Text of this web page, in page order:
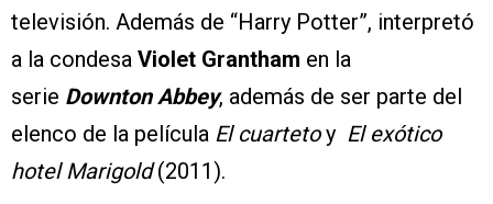
televisión. Además de “Harry Potter”, interpretó
a la condesa Violet Grantham en la
serie Downton Abbey, además de ser parte del
elenco de la película El cuartetoy El exótico
hotel Marigold(2011).